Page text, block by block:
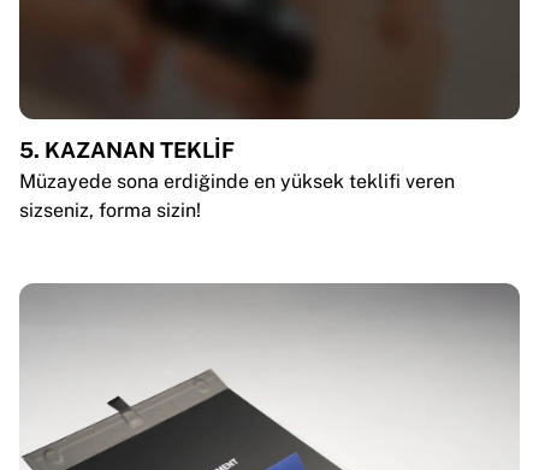
5. KAZANAN TEKLİF
Müzayede sona erdiğinde en yüksek teklifi veren
sizseniz, forma sizin!